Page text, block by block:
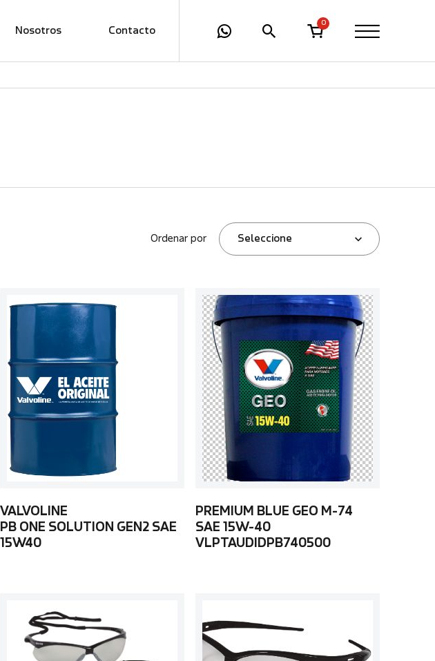
Nosotros Contacto
0
Ordenar por Seleccione
VALVOLINE
PB ONE SOLUTION GEN2 SAE
15W40
PREMIUM BLUE GEO M-74
SAE 15W-40
VLPTAUDIDPB740500